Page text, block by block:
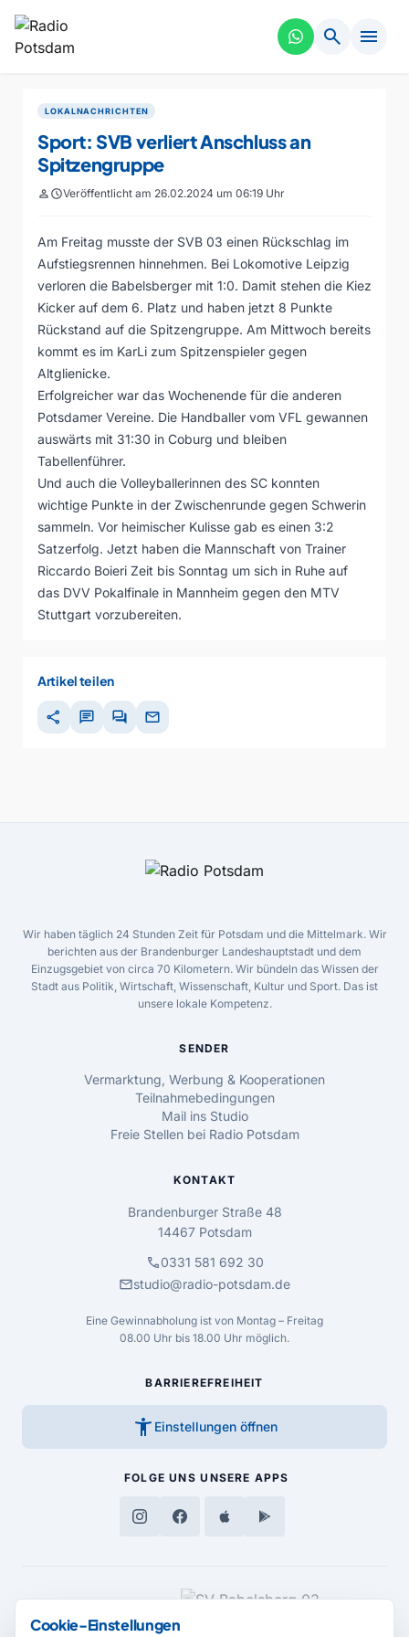
search menu
LOKALNACHRICHTEN
Sport: SVB verliert Anschluss an
Spitzengruppe
personscheduleVeröffentlicht am 26.02.2024 um 06:19 Uhr
Am Freitag musste der SVB 03 einen Rückschlag im
Aufstiegsrennen hinnehmen. Bei Lokomotive Leipzig
verloren die Babelsberger mit 1:0. Damit stehen die Kiez
Kicker auf dem 6. Platz und haben jetzt 8 Punkte
Rückstand auf die Spitzengruppe. Am Mittwoch bereits
kommt es im KarLi zum Spitzenspieler gegen
Altglienicke.
Erfolgreicher war das Wochenende für die anderen
Potsdamer Vereine. Die Handballer vom VFL gewannen
auswärts mit 31:30 in Coburg und bleiben
Tabellenführer.
Und auch die Volleyballerinnen des SC konnten
wichtige Punkte in der Zwischenrunde gegen Schwerin
sammeln. Vor heimischer Kulisse gab es einen 3:2
Satzerfolg. Jetzt haben die Mannschaft von Trainer
Riccardo Boieri Zeit bis Sonntag um sich in Ruhe auf
das DVV Pokalfinale in Mannheim gegen den MTV
Stuttgart vorzubereiten.
Artikel teilen
share chat forum mail
Wir haben täglich 24 Stunden Zeit für Potsdam und die Mittelmark. Wir
berichten aus der Brandenburger Landeshauptstadt und dem
Einzugsgebiet von circa 70 Kilometern. Wir bündeln das Wissen der
Stadt aus Politik, Wirtschaft, Wissenschaft, Kultur und Sport. Das ist
unsere lokale Kompetenz.
SENDER
Vermarktung, Werbung & Kooperationen
Teilnahmebedingungen
Mail ins Studio
Freie Stellen bei Radio Potsdam
KONTAKT
Brandenburger Straße 48
14467 Potsdam
call0331 581 692 30
mailstudio@radio-potsdam.de
Eine Gewinnabholung ist von Montag – Freitag
08.00 Uhr bis 18.00 Uhr möglich.
BARRIEREFREIHEIT
accessibility_new Einstellungen öffnen
FOLGE UNS UNSERE APPS
MEDIENPARTNER
Cookie-Einstellungen